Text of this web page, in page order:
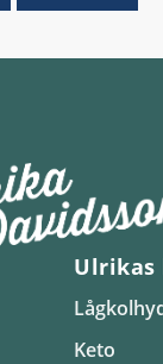
Ulrikas
Keto